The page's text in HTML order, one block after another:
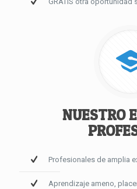
NUESTRO
Profesionales de amplia
Aprendizaje ameno,